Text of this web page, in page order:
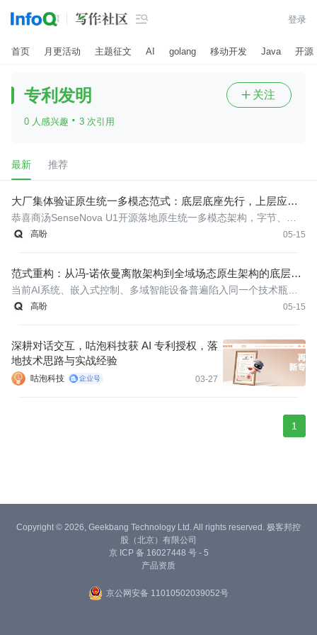
 登录
首页 月更活动 主题征文 AI golang 移动开发 Java 开源
专利发明
0 人感兴趣 · 3 次引用
 关注
最新 推荐
大厂集体验证原生统一多模态范式：底层底座先行，上层应用
共生
高盼 05-15
恭喜商汤SenseNova U1开源落地原生统一多模态架构，字节、谷
歌、苹果相继布局同技术路线。
范式重构：从冯‑诺依曼离散架构到全域场态原生架构的底层专
利布局思考
高盼 05-15
当前AI系统、嵌入式控制、多域智能设备普遍陷入同一个技术瓶
颈：长期在冯‑诺依曼离散架构基础上做后天改良、算力堆叠、应用
问题。
深耕对话交互，咕泡科技获 AI 专利授权，落
地技术思路与实战经验
咕泡科技 03-27
1
Copyright © 2026, Geekbang Technology Ltd. All rights reserved. 极客邦控
股（北京）有限公司
京 ICP 备 16027448 号 - 5
产品资质
京公网安备 11010502039052号